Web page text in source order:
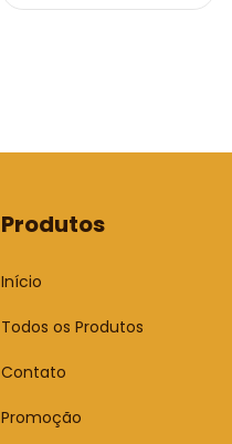
Produtos
Início
Todos os Produtos
Contato
Promoção